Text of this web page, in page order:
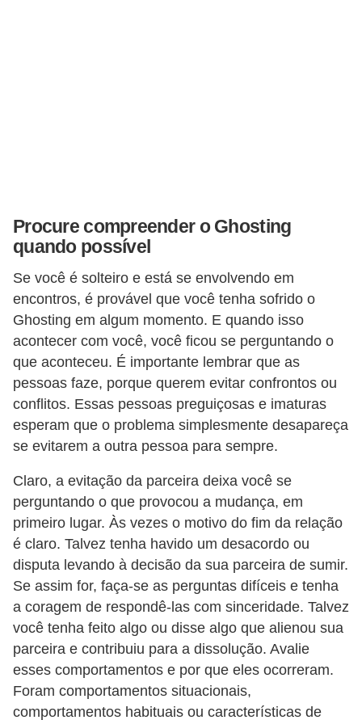
Procure compreender o Ghosting
quando possível
Se você é solteiro e está se envolvendo em
encontros, é provável que você tenha sofrido o
Ghosting em algum momento. E quando isso
acontecer com você, você ficou se perguntando o
que aconteceu. É importante lembrar que as
pessoas faze, porque querem evitar confrontos ou
conflitos. Essas pessoas preguiçosas e imaturas
esperam que o problema simplesmente desapareça
se evitarem a outra pessoa para sempre.
Claro, a evitação da parceira deixa você se
perguntando o que provocou a mudança, em
primeiro lugar. Às vezes o motivo do fim da relação
é claro. Talvez tenha havido um desacordo ou
disputa levando à decisão da sua parceira de sumir.
Se assim for, faça-se as perguntas difíceis e tenha
a coragem de respondê-las com sinceridade. Talvez
você tenha feito algo ou disse algo que alienou sua
parceira e contribuiu para a dissolução. Avalie
esses comportamentos e por que eles ocorreram.
Foram comportamentos situacionais,
comportamentos habituais ou características de
o
s
S
a
ú
e